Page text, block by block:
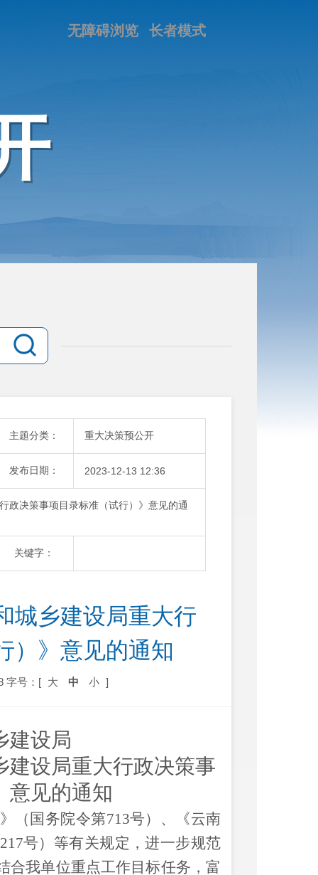
长者模式
无障碍浏览
主题分类： 重大决策预公开
发布日期： 2023-12-13 12:36
政决策事项目录标准（试行）》意见的通
关键字：
城乡建设局重大行
）》意见的通知
字号：[ 大 中 小 ]
建设局
建设局重大行政决策事
意见的通知
（ 国务院令第713号） 、《云南
217号） 等有关规定，进一步规范
合我单位重点工作目标任务，富